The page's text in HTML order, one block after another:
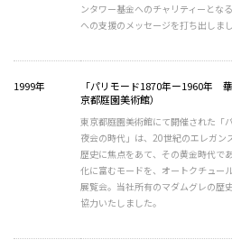
ンタワー基金へのチャリティーとな
への支援のメッセージを打ち出しまし
1999年
「パリモード1870年ー1960年
京都庭園美術館）
東京都庭園美術館にて開催された
夜会の時代」は、20世紀のエレガン
歴史に焦点をあて、その黄金時代で
化に富むモードを、オートクチュー
展覧会。当社所有のマダムグレの歴
協力いたしました。